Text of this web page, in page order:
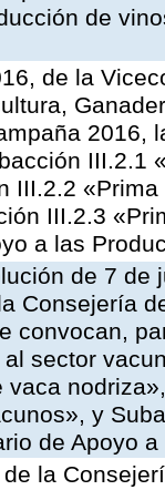
de
de la
2016,
III.2.1
III.2.2
III.2.3
a las
de 7
Consejería
convocan,
sector
vaca
y
de Apoyo
la